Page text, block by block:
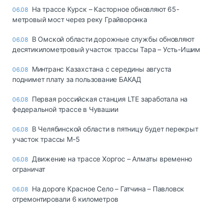
06.08 На трассе Курск – Касторное обновляют 65-
метровый мост через реку Грайворонка
06.08 В Омской области дорожные службы обновляют
десятикилометровый участок трассы Тара – Усть-Ишим
06.08 Минтранс Казахстана с середины августа
поднимет плату за пользование БАКАД
06.08 Первая российская станция LTE заработала на
федеральной трассе в Чувашии
06.08 В Челябинской области в пятницу будет перекрыт
участок трассы М-5
06.08 Движение на трассе Хоргос – Алматы временно
ограничат
06.08 На дороге Красное Село – Гатчина – Павловск
отремонтировали 6 километров